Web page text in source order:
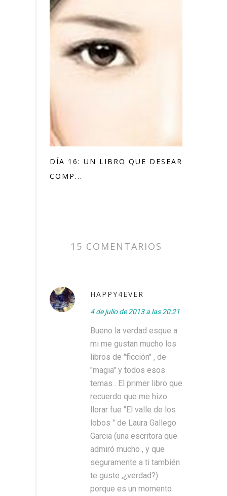
DÍA 16: UN LIBRO QUE DESEARÍAS
COMP...
15 COMENTARIOS
HAPPY4EVER
4 de julio de 2013 a las 20:21
Bueno la verdad esque a
mi me gustan mucho los
libros de "ficción" , de
"magia" y todos esos
temas . El primer libro que
recuerdo que me hizo
llorar fue "El valle de los
lobos " de Laura Gallego
Garcia (una escritora que
admiró mucho , y que
seguramente a ti también
te guste ,¿verdad?)
porque es un momento